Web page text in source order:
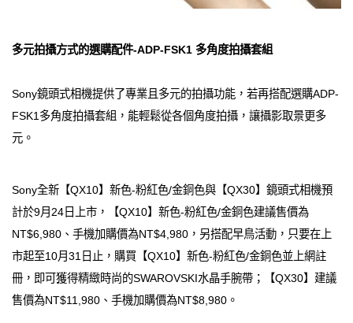
多元拍攝方式的選購配件-ADP-FSK1 多角度拍攝套組
Sony鏡頭式相機提供了專業且多元的拍攝功能，若再搭配選購ADP-
FSK1多角度拍攝套組，能輕鬆從各個角度拍攝，讓攝影取景更多
元。
Sony全新【QX10】新色-粉紅色/金銅色與【QX30】鏡頭式相機預
計於9月24日上市，【QX10】新色-粉紅色/金銅色建議售價為
NT$6,980、手機加購價為NT$4,980，另搭配早鳥活動，只要在上
市起至10月31日止，購買【QX10】新色-粉紅色/金銅色並上網註
冊，即可獲得精緻時尚的SWAROVSKI水晶手腕帶；【QX30】建議
售價為NT$11,980、手機加購價為NT$8,980。